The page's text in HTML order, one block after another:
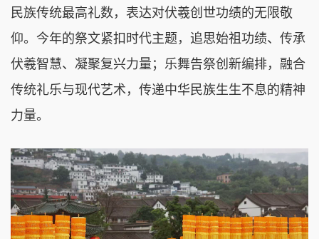
民族传统最高礼数，表达对伏羲创世功绩的无限敬
仰。今年的祭文紧扣时代主题，追思始祖功绩、传承
伏羲智慧、凝聚复兴力量；乐舞告祭创新编排，融合
传统礼乐与现代艺术，传递中华民族生生不息的精神
力量。